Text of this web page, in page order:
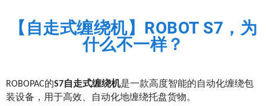
【自走式缠绕机】ROBOT S7，为
什么不一样？
ROBOPAC的S7自走式缠绕机是一款高度智能的自动化缠绕包
装设备，用于高效、自动化地缠绕托盘货物。